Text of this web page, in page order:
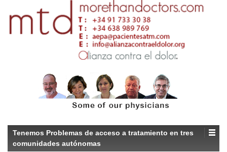
Tenemos Problemas de acceso a tratamiento en tres
comunidades autónomas